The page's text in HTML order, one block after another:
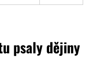
psaly dějiny